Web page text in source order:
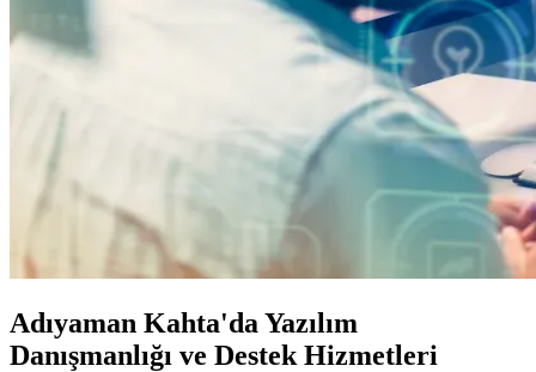
Adıyaman Kahta'da Yazılım
Danışmanlığı ve Destek Hizmetleri